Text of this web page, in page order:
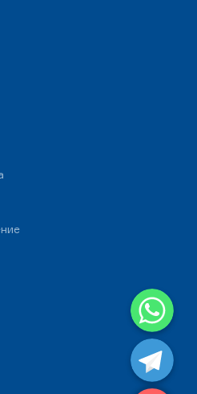
WhatsApp
Telegram